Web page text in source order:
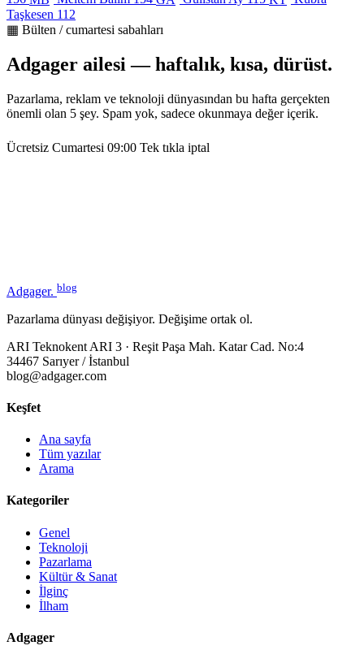
Taşkesen 112
▦ Bülten / cumartesi sabahları
Adgager ailesi — haftalık, kısa, dürüst.
Pazarlama, reklam ve teknoloji dünyasından bu hafta gerçekten
önemli olan 5 şey. Spam yok, sadece okunmaya değer içerik.
Ücretsiz Cumartesi 09:00 Tek tıkla iptal
Adgager. blog
Pazarlama dünyası değişiyor. Değişime ortak ol.
ARI Teknokent ARI 3 · Reşit Paşa Mah. Katar Cad. No:4
34467 Sarıyer / İstanbul
blog@adgager.com
Keşfet
Ana sayfa
Tüm yazılar
Arama
Kategoriler
Genel
Teknoloji
Pazarlama
Kültür & Sanat
İlginç
İlham
Adgager